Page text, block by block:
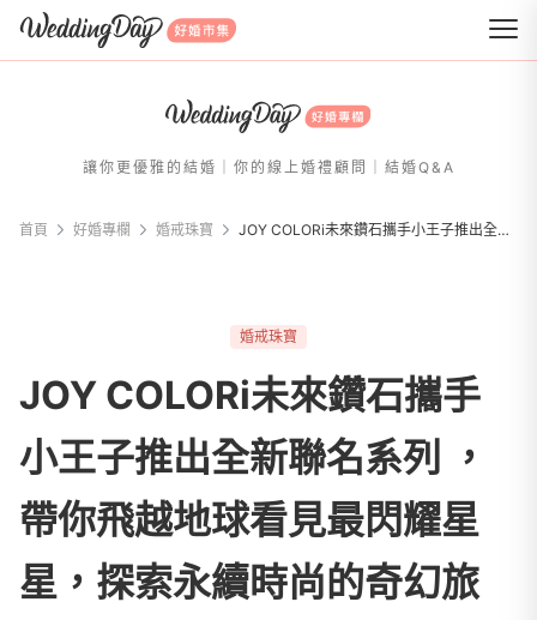
WeddingDay 好婚市集
讓你更優雅的結婚｜你的線上婚禮顧問｜結婚Q&A
首頁 好婚專欄 婚戒珠寶 JOY COLORi未來鑽石攜手小王子推出全新聯名系列 ，帶你飛越地球看見最閃耀星星，探索永續時尚的奇幻旅程！
婚戒珠寶
JOY COLORi未來鑽石攜手
小王子推出全新聯名系列 ，
帶你飛越地球看見最閃耀星
星，探索永續時尚的奇幻旅